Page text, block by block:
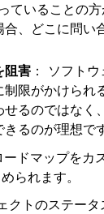
ていることの
、どこに問い
阻害 ： ソフト
限がかけられ
るのではなく
るのが理想です
ドマップをカ
られます。
クトのステー